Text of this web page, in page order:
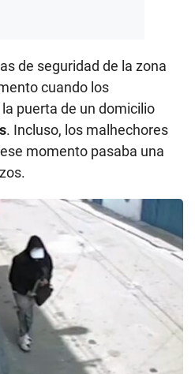
de seguridad de la zona
cuando los
puerta de un domicilio
. Incluso, los malhechores
momento pasaba una